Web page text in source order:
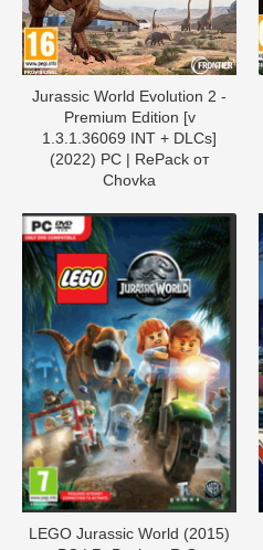
Jurassic World Evolution 2 -
Premium Edition [v
1.3.1.36069 INT + DLCs]
(2022) PC | RePack от
Chovka
LEGO Jurassic World (2015)